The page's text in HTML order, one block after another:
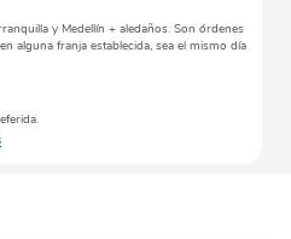
y Medellín + aledaños. Son órdenes
alguna franja establecida, sea el mismo día